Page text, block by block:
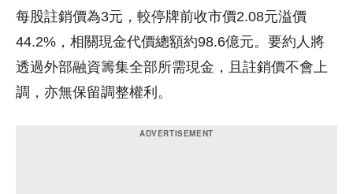
每股註銷價為3元，較停牌前收市價2.08元溢價
44.2%，相關現金代價總額約98.6億元。要約人將
透過外部融資籌集全部所需現金，且註銷價不會上
調，亦無保留調整權利。